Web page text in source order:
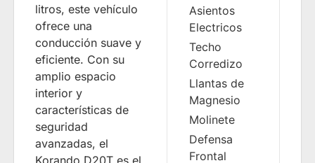
litros, este vehículo
ofrece una
conducción suave y
eficiente. Con su
amplio espacio
interior y
características de
seguridad
avanzadas, el
Korando D20T es el
Asientos
Electricos
Techo
Corredizo
Llantas de
Magnesio
Molinete
Defensa
Frontal